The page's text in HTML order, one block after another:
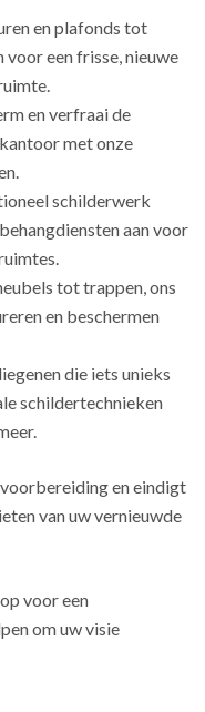
en plafonds tot
voor een frisse, nieuwe
en verfraai de
met onze
schilderwerk
aan voor
tot trappen, ons
en beschermen
die iets unieks
schildertechnieken
en eindigt
van uw vernieuwde
voor een
om uw visie